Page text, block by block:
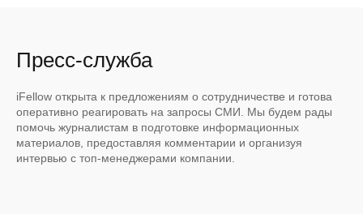
Пресс-служба
iFellow открыта к предложениям о сотрудничестве и готова
оперативно реагировать на запросы СМИ. Мы будем рады
помочь журналистам в подготовке информационных
материалов, предоставляя комментарии и организуя
интервью с топ-менеджерами компании.